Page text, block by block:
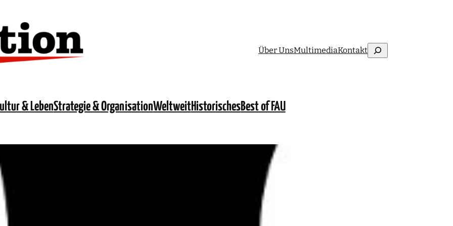
Über UnsMultimediaKontaktSuchen
& LebenStrategie & OrganisationWeltweitHistorischesBest of FAU